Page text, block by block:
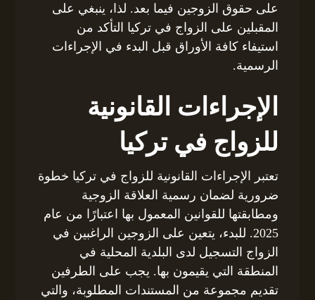
على حقوق الزوجين فيما بعد. لذا، ينبغي على
المقبلين على الزواج في تركيا التأكد من
استيفاء كافة الأوراق قبل البدء في الإجراءات
الرسمية.
الإجراءات القانونية
للزواج في تركيا
تعتبر الإجراءات القانونية للزواج في تركيا خطوة
ضرورية لضمان رسمية العلاقة الزوجية
ومطابقتها للقوانين المعمول بها اعتبارًا من عام
2025. للبدء، يتعين على الزوجين الراغبين في
الزواج التسجيل لدى البلدية المحلية في
المنطقة التي يقيمون بها. يجب على الطرفين
تقديم مجموعة من المستندات المطلوبة، والتي